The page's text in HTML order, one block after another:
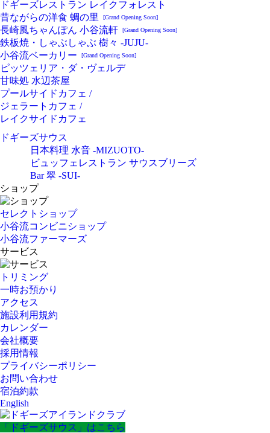
ドギーズレストラン レイクフォレスト
昔ながらの洋食 蜩の里
[Grand Opening Soon]
長崎風ちゃんぽん 小谷流軒 [Grand Opening Soon]
鉄板焼・しゃぶしゃぶ 樹々 -JUJU-
小谷流ベーカリー
[Grand Opening Soon]
ピッツェリア・ダ・ヴェルデ
甘味処 水辺茶屋
プールサイドカフェ /
ジェラートカフェ /
レイクサイドカフェ
ドギーズサウス
日本料理 水音 -MIZUOTO-
ビュッフェレストラン サウスブリーズ
Bar 翠 -SUI-
ショップ
セレクトショップ
小谷流コンビニショップ
小谷流ファーマーズ
サービス
トリミング
一時お預かり
アクセス
施設利用規約
カレンダー
会社概要
採用情報
プライバシーポリシー
お問い合わせ
宿泊約款
English
「ドギーズサウス」はこちら